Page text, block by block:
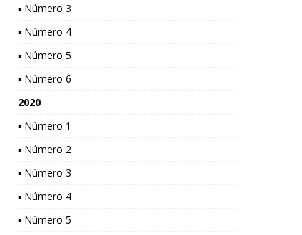
▪ Número 3
▪ Número 4
▪ Número 5
▪ Número 6
2020
▪ Número 1
▪ Número 2
▪ Número 3
▪ Número 4
▪ Número 5